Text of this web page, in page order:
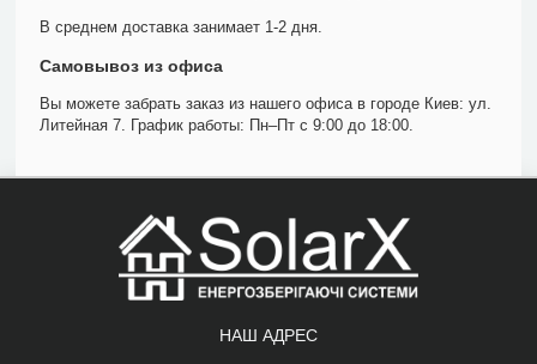
В среднем доставка занимает 1-2 дня.
Самовывоз из офиса
Вы можете забрать заказ из нашего офиса в городе Киев: ул.
Литейная 7. График работы: Пн–Пт с 9:00 до 18:00.
НАШ АДРЕС